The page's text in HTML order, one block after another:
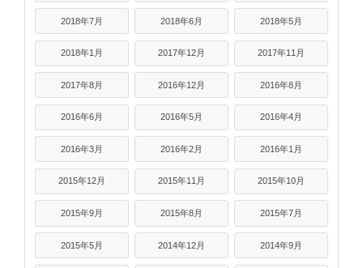
2018年7月 2018年6月 2018年5月
2018年1月 2017年12月 2017年11月
2017年8月 2016年12月 2016年8月
2016年6月 2016年5月 2016年4月
2016年3月 2016年2月 2016年1月
2015年12月 2015年11月 2015年10月
2015年9月 2015年8月 2015年7月
2015年5月 2014年12月 2014年9月